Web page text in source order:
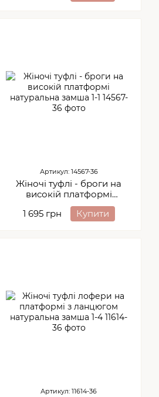
Артикул: 14567-36
Жіночі туфлі - броги на
високій платформі
натуральна замша 1-1
1 695 грн Купити
Артикул: 11614-36